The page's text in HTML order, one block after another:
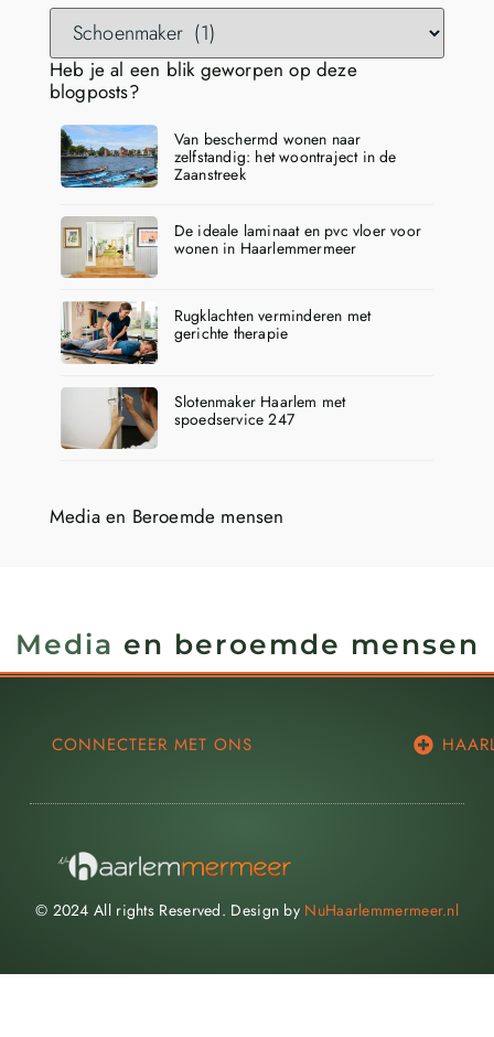
Heb je al een blik geworpen op deze
blogposts?
Van beschermd wonen naar
zelfstandig: het woontraject in de
Zaanstreek
De ideale laminaat en pvc vloer voor
wonen in Haarlemmermeer
Rugklachten verminderen met
gerichte therapie
Slotenmaker Haarlem met
spoedservice 247
Media en Beroemde mensen
Media en beroemde mensen
CONNECTEER MET ONS
© 2024 All rights Reserved. Design by NuHaarlemmermeer.nl